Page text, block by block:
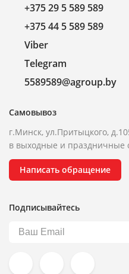
+375 29 5 589 589
+375 44 5 589 589
Viber
Telegram
5589589@agroup.by
Самовывоз
г.Минск, ул.Притыцкого,
в выходные и праздничные
Написать обращение
Подписывайтесь